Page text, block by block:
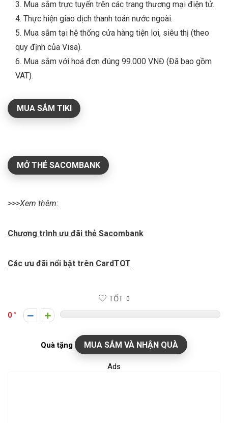
3. Mua sắm trực tuyến trên các trang thương mại điện tử.
4. Thực hiện giao dịch thanh toán nước ngoài.
5. Mua sắm tại hệ thống cửa hàng tiện lợi, siêu thị (theo
quy định của Visa).
6. Mua sắm với hoá đơn đúng 99.000 VNĐ (Đã bao gồm
VAT).
MUA SẮM TIKI
MỞ THẺ SACOMBANK
>>>Xem thêm:
Chương trình ưu đãi thẻ Sacombank
Các ưu đãi nổi bật trên CardTOT
TỐT 0
0
Quà tặng MUA SẮM VÀ NHẬN QUÀ
Ads